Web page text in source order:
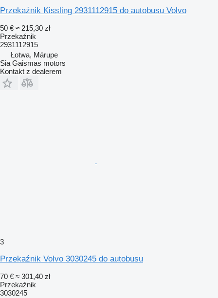
Przekaźnik Kissling 2931112915 do autobusu Volvo
50 € ≈ 215,30 zł
Przekaźnik
2931112915
Łotwa, Mārupe
Sia Gaismas motors
Kontakt z dealerem
3
Przekaźnik Volvo 3030245 do autobusu
70 € ≈ 301,40 zł
Przekaźnik
3030245